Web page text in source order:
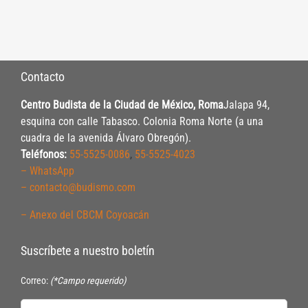
Contacto
Centro Budista de la Ciudad de México, RomaJalapa 94,
esquina con calle Tabasco. Colonia Roma Norte (a una
cuadra de la avenida Álvaro Obregón).
Teléfonos: 55-5525-0086, 55-5525-4023
– WhatsApp
– contacto@budismo.com
– Anexo del CBCM Coyoacán
Suscríbete a nuestro boletín
Correo: (*Campo requerido)